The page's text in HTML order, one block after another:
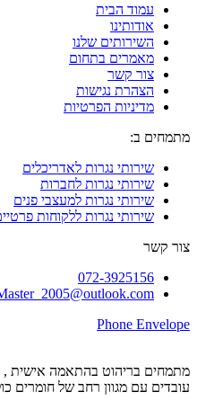
עמוד הבית
אודותינו
השירותים שלנו
מאמרים בתחום
צור קשר
הצהרת נגישות
מדיניות הפרטיות
מתמחים ב:
שירותי נגרות לאדריכלים
שירותי נגרות לחברות
שירותי נגרות למעצבי פנים
שירותי נגרות ללקוחות
צור קשר
072-3925156
Phone Envelope
מתמחים בריהוט בהתאמה אישית ,
עובדים עם מגוון רחב של חומרים